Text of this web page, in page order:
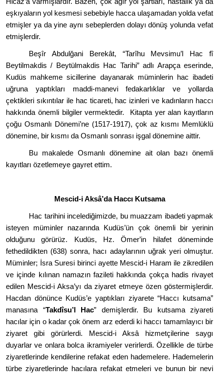
eşkıyaların yol kesmesi sebebiyle hacca ulaşamadan yolda vefat
etmişler ya da yine aynı sebeplerden dolayı dönüş yolunda vefat
etmişlerdir.
Beşîr Abdulğani Berekât, “Tarîhu Mevsimu’ l Hac fî
Beytilmakdis / Beytülmakdis Hac Tarihi” adlı Arapça eserinde,
Kudüs mahkeme sicillerine dayanarak müminlerin hac ibadeti
uğruna yaptıkları maddi-manevi fedakarlıklar ve yollarda
çektikleri sıkıntılar ile hac ticareti, hac izinleri ve kadınların haccı
hakkında önemli bilgiler vermektedir. Kitapta yer alan kayıtların
çoğu Osmanlı Dönemi’ne (1517-1917), çok az kısmı Memlüklü
dönemine, bir kısmı da Osmanlı sonrası işgal dönemine aittir.
Bu makalede Osmanlı dönemine ait olan bazı önemli
kayıtları özetlemeye gayret ettim.
Mescid-i Aksâ’da Haccı Kutsama
Hac tarihini incelediğimizde, bu muazzam ibadeti yapmak
isteyen müminler nazarında Kudüs’ün çok önemli bir yerinin
olduğunu görürüz. Kudüs, Hz. Ömer’in hilafet döneminde
fethedildikten (638) sonra, hacı adaylarının uğrak yeri olmuştur.
Müminler; İsra Suresi birinci ayette Mescid-i Haram ile zikredilen
ve içinde kılınan namazın fazileti hakkında çokça hadis rivayet
edilen Mescid-i Aksa’yı da ziyaret etmeyeözen göstermişlerdir.
Hacdan dönünce Kudüs’e yaptıkları ziyarete“Haccı kutsama”
manasına “Takdîsu’l Hac” demişlerdir. Bu kutsama ziyareti
hacılar için o kadar çokönem arz ederdi ki haccı tamamlayıcı bir
ziyaret gibi görürlerdi. Mescid-i Aksâ hizmetçilerine saygı
duyarlar ve onlara bolca ikramiyeler verirlerdi. Özellikle de türbe
ziyaretlerinde kendilerine refakat eden hademelere. Hademelerin
türbe ziyaretlerinde hacılara refakat etmeleri ve bunun bir nevi